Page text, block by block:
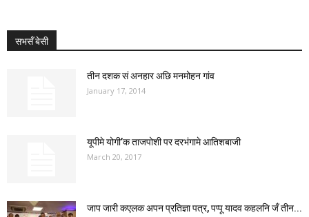
सभसँ बेसी
तीन दशक सं अनहार अछि मनमोहन गांव
January 17, 2014
यूपीमे योगी’क ताजपोशी पर दरभंगामे आतिशबाजी
March 20, 2017
जाप जारी कएलक अपन प्रतिज्ञा पत्र, पप्पू यादव कहलनि जँ तीन...